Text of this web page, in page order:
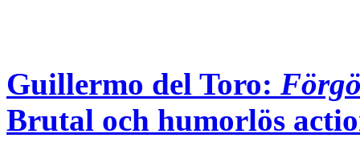
Guillermo del Toro:
Brutal och humorlös